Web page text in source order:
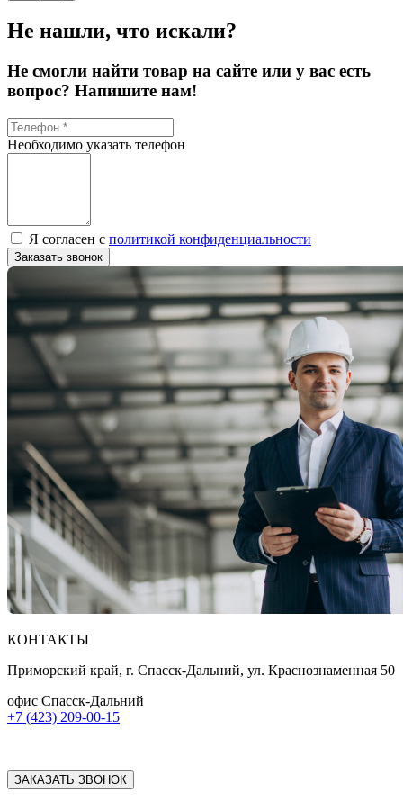
Не нашли, что искали?
Не смогли найти товар на сайте или у вас есть
вопрос? Напишите нам!
Необходимо указать телефон
Я согласен с политикой конфиденциальности
Заказать звонок
КОНТАКТЫ
Приморский край, г. Спасск-Дальний, ул. Краснознаменная 50
офис Спасск-Дальний
+7 (423) 209-00-15
ЗАКАЗАТЬ ЗВОНОК